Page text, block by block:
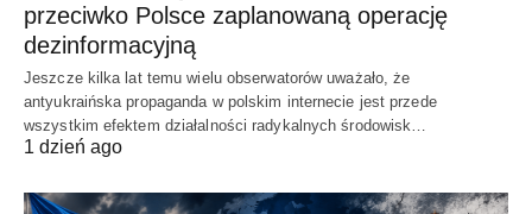
przeciwko Polsce zaplanowaną operację
dezinformacyjną
Jeszcze kilka lat temu wielu obserwatorów uważało, że
antyukraińska propaganda w polskim internecie jest przede
wszystkim efektem działalności radykalnych środowisk…
1 dzień ago